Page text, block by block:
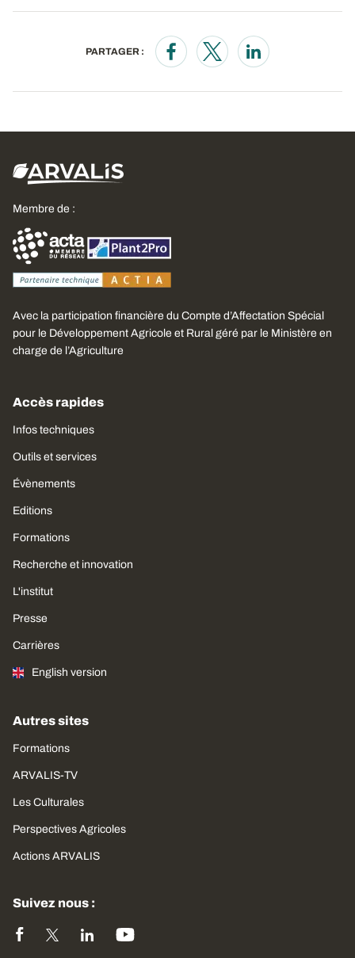
PARTAGER :
Opens in a new window
Opens in a new window
Opens in a new
Membre de :
Avec la participation financière du Compte d’Affectation Spécial
pour le Développement Agricole et Rural géré par le Ministère en
charge de l’Agriculture
Accès rapides
Infos techniques
Outils et services
Évènements
Editions
Formations
Recherche et innovation
L'institut
Presse
Carrières
English version
Autres sites
Formations
ARVALIS-TV
Les Culturales
Perspectives Agricoles
Actions ARVALIS
Suivez nous :